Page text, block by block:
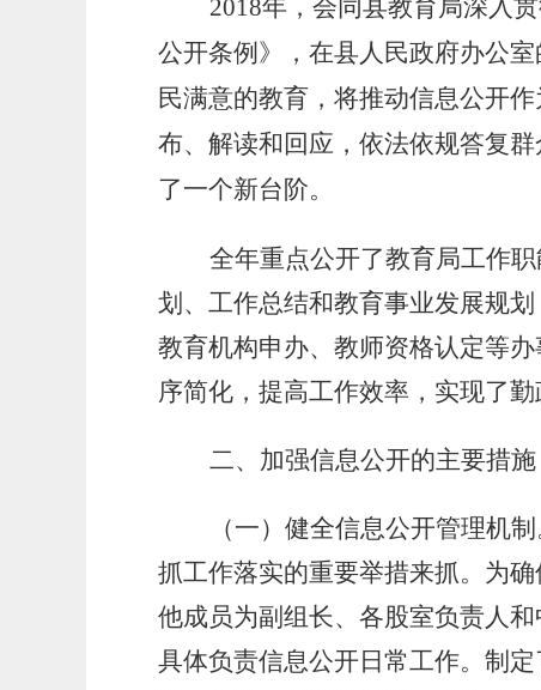
2018年，会同县教育局深入
公开条例》，在县人民政府办公
民满意的教育，将推动信息公开
布、解读和回应，依法依规答复
了一个新台阶。
全年重点公开了教育局工作职
划、工作总结和教育事业发展规
教育机构申办、教师资格认定等
序简化，提高工作效率，实现了勤
二、加强信息公开的主要措施
（一）健全信息公开管理机
抓工作落实的重要举措来抓。为
他成员为副组长、各股室负责人和
具体负责信息公开日常工作。制